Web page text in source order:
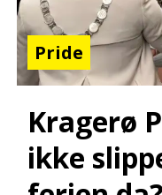
Pride
Kragerø
ikke